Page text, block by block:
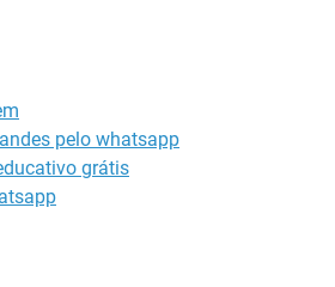
pelo whatsapp
grátis